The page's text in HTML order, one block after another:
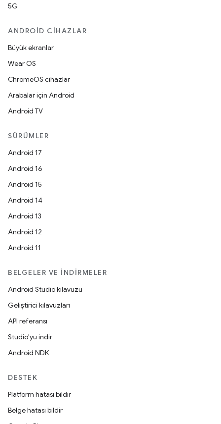
5G
ANDROID CIHAZLAR
Büyük ekranlar
Wear OS
ChromeOS cihazlar
Arabalar için Android
Android TV
SÜRÜMLER
Android 17
Android 16
Android 15
Android 14
Android 13
Android 12
Android 11
BELGELER VE İNDIRMELER
Android Studio kılavuzu
Geliştirici kılavuzları
API referansı
Studio'yu indir
Android NDK
DESTEK
Platform hatası bildir
Belge hatası bildir